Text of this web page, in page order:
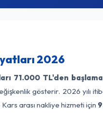
2026
71.000 TL'den
gösterir. 2026 yılı
arası nakliye hizmeti için